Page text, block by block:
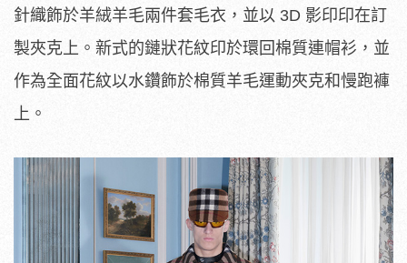
針織飾於羊絨羊毛兩件套毛衣，並以 3D 影印印在訂
製夾克上。新式的鏈狀花紋印於環回棉質連帽衫，並
作為全面花紋以水鑽飾於棉質羊毛運動夾克和慢跑褲
上。